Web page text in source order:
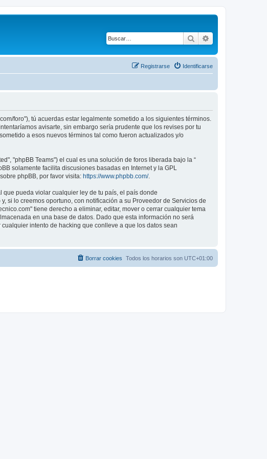
Buscar
Identificarse
Registrarse
foro"), tú acuerdas estar legalmente sometido a los siguientes términos.
avisarte, sin embargo sería prudente que los revises por tu
a esos nuevos términos tal como fueron actualizados y/o
"phpBB Teams") el cual es una solución de foros liberada bajo la “
solamente facilita discusiones basadas en Internet y la GPL
phpBB, por favor visita: https://www.phpbb.com/.
pueda violar cualquier ley de tu país, el país donde
si lo creemos oportuno, con notificación a su Proveedor de Servicios de
tiene derecho a eliminar, editar, mover o cerrar cualquier tema
en una base de datos. Dado que esta información no será
intento de hacking que conlleve a que los datos sean
Todos los horarios son UTC+01:00
Borrar cookies